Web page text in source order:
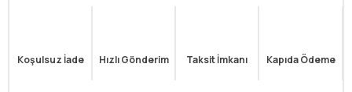
Koşulsuz İade Hızlı Gönderim Taksit İmkanı Kapıda Ödeme